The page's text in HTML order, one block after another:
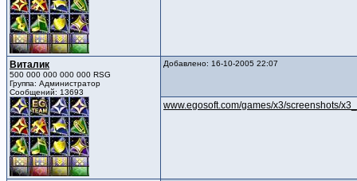
Виталик
500 000 000 000 000 RSG
Группа: Администратор
Сообщений: 13693
Добавлено: 16-10-2005 22:07
www.egosoft.com/games/x3/screenshots/